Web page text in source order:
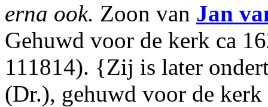
erna ook. Zoon van Jan
Gehuwd voor de kerk ca
111814). {Zij is later
(Dr.), gehuwd voor de